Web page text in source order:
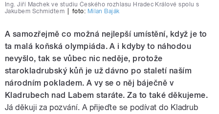
Ing. Jiří Machek ve studiu Českého rozhlasu Hradec Králové spolu s
Jakubem Schmidtem
foto: Milan Baják
A samozřejmě co možná nejlepší umístění, když je to
ta malá koňská olympiáda. A i kdyby to náhodou
nevyšlo, tak se vůbec nic neděje, protože
starokladrubský kůň je už dávno po staletí naším
národním pokladem. A vy se o něj báječně v
Kladrubech nad Labem staráte. Za to také děkujeme.
Já děkuji za pozvání. A přijeďte se podívat do Kladrub